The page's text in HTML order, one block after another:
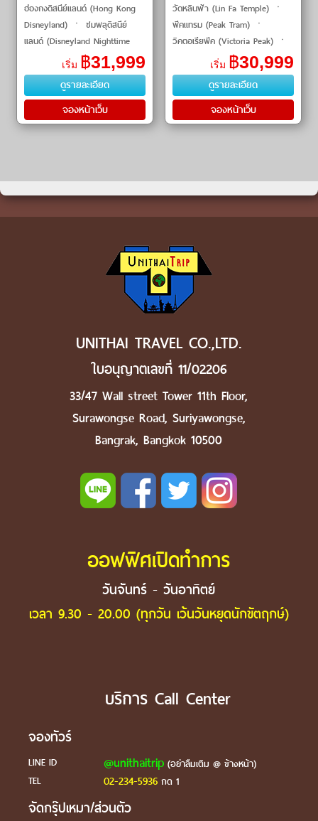
ฮ่องกงดิสนีย์แลนด์ (Hong Kong
Disneyland) ㆍ ชมพลุดิสนีย์
แลนด์ (Disneyland Nighttime
Fireworks) ㆍ พีคแทรม (Peak
Tram) ㆍ วิคตอเรียพีค (Victoria
Peak) ㆍ เจ้าแม่กวนอ�
เริ่ม ฿31,999
ดูรายละเอียด
จองหน้าเว็บ
วัดหลินฟ้า (Lin Fa Temple) ㆍ
พีคแทรม (Peak Tram) ㆍ
วิคตอเรียพีค (Victoria Peak) ㆍ
เจ้าแม่กวนอิมรีพัลส์เบย์ (Repulse
Bay Kwun Yam Temple) ㆍ
ฮ่องกงดิสนีย์แล�
เริ่ม ฿30,999
ดูรายละเอียด
จองหน้าเว็บ
UNITHAI TRAVEL CO.,LTD.
ใบอนุญาตเลขที่ 11/02206
33/47 Wall street Tower 11th Floor,
Surawongse Road, Suriyawongse,
Bangrak, Bangkok 10500
ออฟฟิศเปิดทำการ
วันจันทร์ - วันอาทิตย์
เวลา 9.30 - 20.00 (ทุกวัน เว้นวันหยุดนักขัตฤกษ์)
บริการ Call Center
จองทัวร์
LINE ID @unithaitrip(อย่าลืมเติม @ ข้างหน้า)
TEL
02-234-5936กด 1
จัดกรุ๊ปเหมา/ส่วนตัว